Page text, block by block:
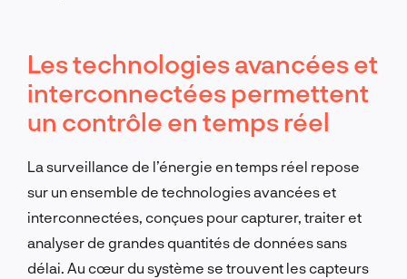
Les technologies avancées et
interconnectées permettent
un contrôle en temps réel
La surveillance de l’énergie en temps réel repose
sur un ensemble de technologies avancées et
interconnectées, conçues pour capturer, traiter et
analyser de grandes quantités de données sans
délai. Au cœur du système se trouvent les capteurs